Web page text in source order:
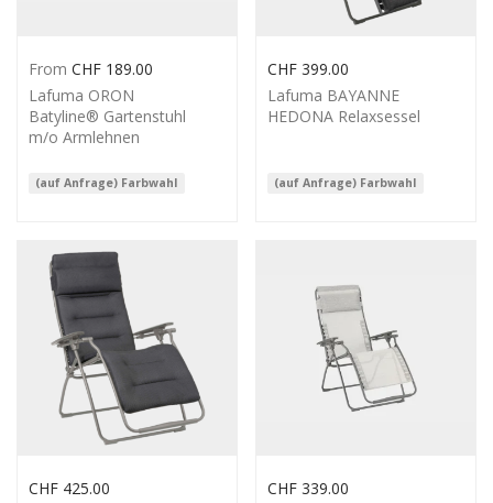
(auf Anfrage) Farbwahl
Lafuma ORON
Batyline® Gartenstuhl
m/o Armlehnen
From CHF 189.00
(auf Anfrage) Farbwahl
Lafuma BAYANNE
HEDONA Relaxsessel
CHF 399.00
CHF 425.00 CHF 339.00